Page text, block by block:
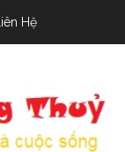
Liên Hệ